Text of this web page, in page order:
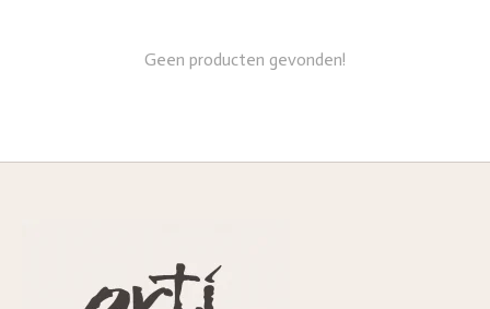
Geen producten gevonden!